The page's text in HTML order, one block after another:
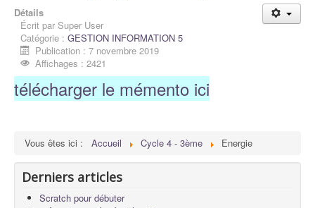
Détails
Écrit par Super User
Catégorie : GESTION INFORMATION 5
Publication : 7 novembre 2019
Affichages : 2421
télécharger le mémento ici
Vous êtes ici : Accueil Cycle 4 - 3ème Energie
Derniers articles
Scratch pour débuter